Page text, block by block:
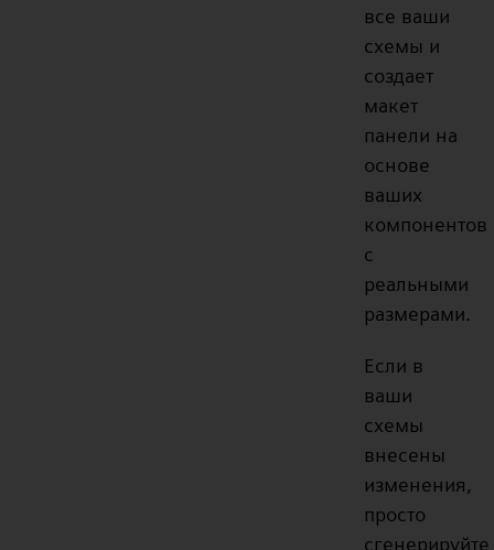
все ваши
схемы и
создает
макет
панели на
основе
ваших
компонентов
с
реальными
размерами.
Если в
ваши
схемы
внесены
изменения,
просто
сгенерируйте